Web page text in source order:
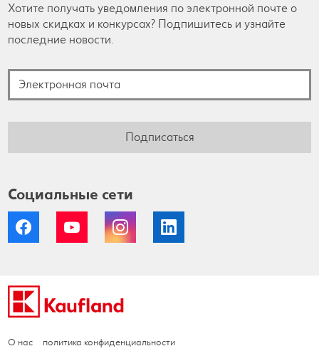
Хотите получать уведомления по электронной почте о
новых скидках и конкурсах? Подпишитесь и узнайте
последние новости.
Подписаться
Социальные сети
Facebook YouTube Instagram
О нас политика конфиденциальности